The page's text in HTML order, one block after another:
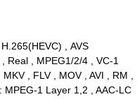
, AVS
, Real , MPEG1/2/4 , VC-1
, FLV , MOV , AVI , RM ,
MPEG-1 Layer 1,2 , AAC-LC